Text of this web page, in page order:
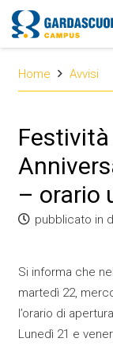
Home Avvisi
– orario
pubblicato in
Si informa che
martedì 22,
l’orario di
Lunedì 21 e